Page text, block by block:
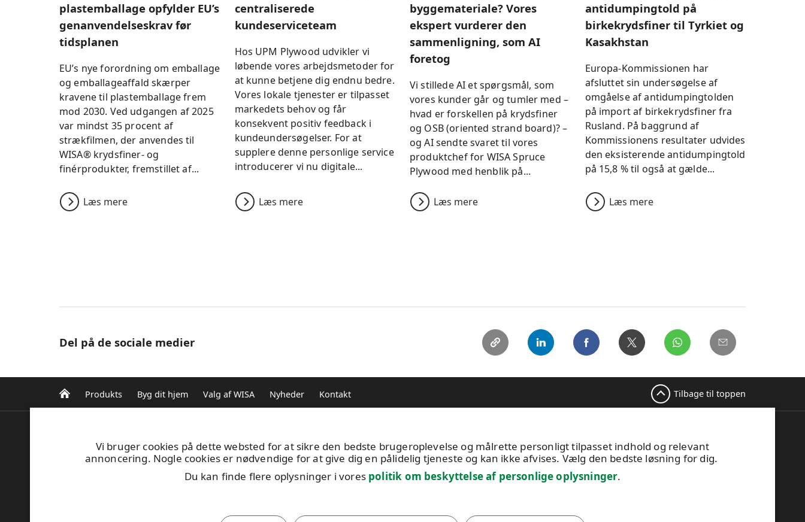
plastemballage opfylder EU’s
genanvendelseskrav før
tidsplanen
EU’s nye forordning om emballage
og emballageaffald skærper
kravene til plastemballage frem
mod 2030. Ved udgangen af 2025
var mindst 35 procent af
strækfilmen, der anvendes til
WISA® krydsfiner- og
finérprodukter, fremstillet af...
Læs mere
centraliserede
kundeserviceteam
Hos UPM Plywood udvikler vi
løbende vores arbejdsmetoder for
at kunne betjene dig endnu bedre.
Vores lokale tjenester er tilpasset
markedets behov og får
konsekvent positiv feedback i
kundeundersøgelser. For at
supplere denne personlige service
introducerer vi nu digitale...
Læs mere
byggemateriale? Vores
ekspert vurderer den
sammenligning, som AI
foretog
Vi stillede AI et spørgsmål, som
vores kunder går og tumler med –
hvad er forskellen på krydsfiner
og OSB (oriented strand board)? –
og AI sendte svaret til vores
produktchef for WISA Spruce
Plywood med henblik på...
Læs mere
antidumpingtold på
birkekrydsfiner til Tyrkiet og
Kasakhstan
Europa-Kommissionen har
afsluttet sin undersøgelse af
omgåelse af antidumpingtolden
på import af birkekrydsfiner fra
Rusland. På baggrund af
Kommissionens resultater udvides
den eksisterende antidumpingtold
på 15,8 % til også at gælde...
Læs mere
Del på de sociale medier
Vi bruger cookies på dette websted for at sikre den bedste brugeroplevelse og målrette personligt tilpasset indhold og relevant
annoncering. Nogle cookies er nødvendige for at give dig en pålidelig tjeneste og kan ikke afvises. Vælg den bedste løsning for dig.
Du kan finde flere oplysninger i vores politik om beskyttelse af personlige oplysninger.
Produkts Byg dit hjem Valg af WISA Nyheder Kontakt Tilbage til toppen
Betonvej 10
DK-4000 Roskilde
reCAPTCHA, ogGoogles
privatlivspolitik ogservicevilkårgælder.